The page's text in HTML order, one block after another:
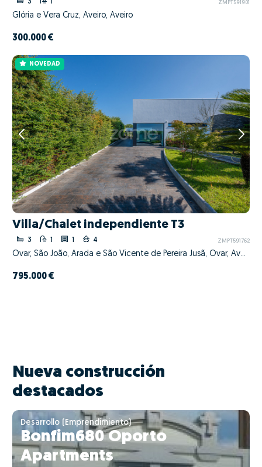
3 1 ZMPT591901
Glória e Vera Cruz, Aveiro, Aveiro
300.000 €
NOVEDAD
Villa/Chalet independiente T3
3 4 ZMPT591762
Ovar, São João, Arada e São Vicente de Pereira Jusã, Ovar, Aveiro
795.000 €
Nueva construcción
destacados
Desarrollo (Emprendimiento)
Bonfim680 Oporto
Apartments